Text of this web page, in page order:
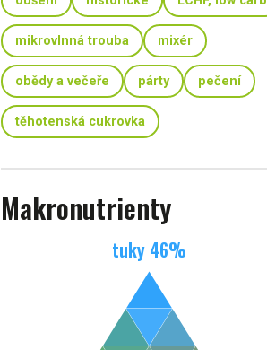
mikrovlnná trouba mixér
obědy a večeře párty pečení
těhotenská cukrovka
Makronutrienty
tuky 46%